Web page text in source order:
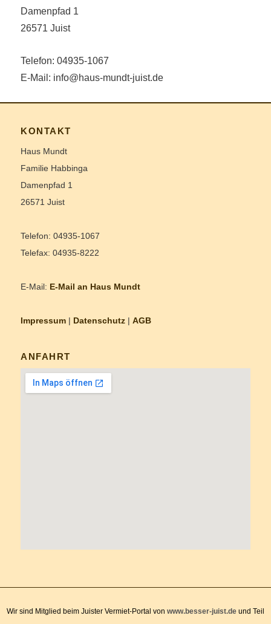
Damenpfad 1
26571 Juist
Telefon: 04935-1067
E-Mail: info@haus-mundt-juist.de
KONTAKT
Haus Mundt
Familie Habbinga
Damenpfad 1
26571 Juist
Telefon: 04935-1067
Telefax: 04935-8222
E-Mail: E-Mail an Haus Mundt
Impressum | Datenschutz |AGB
ANFAHRT
Wir sind Mitglied beim Juister Vermiet-Portal von www.besser-juist.de und Teil